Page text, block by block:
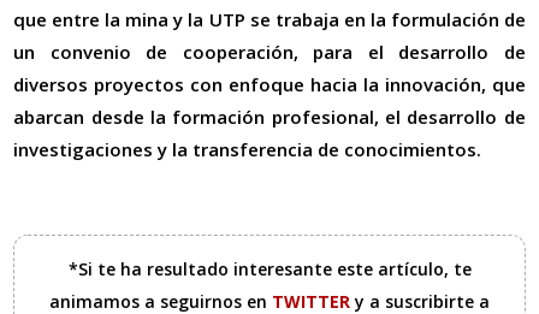
que entre la mina y la UTP se trabaja en la formulación de
un convenio de cooperación, para el desarrollo de
diversos proyectos con enfoque hacia la innovación, que
abarcan desde la formación profesional, el desarrollo de
investigaciones y la transferencia de conocimientos.
*Si te ha resultado interesante este artículo, te
animamos a seguirnos en TWITTERy a suscribirte a